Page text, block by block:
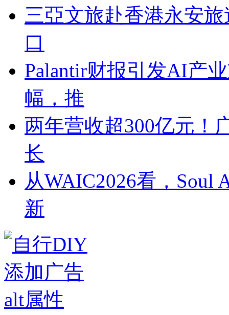
三亞文旅赴香港永安
口
Palantir财报引发AI产
幅，推
两年营收超300亿元！
长
从WAIC2026看，Soul
新